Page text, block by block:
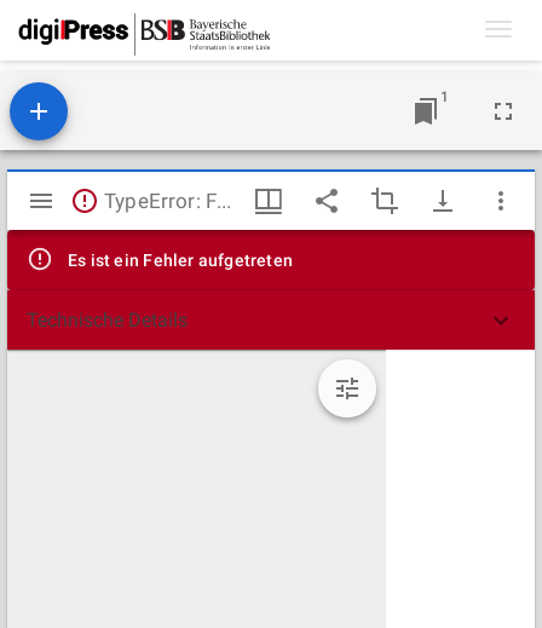
1
Mirador
Viewer
TypeError: Failed to fetch
Es ist ein Fehler aufgetreten
Technische Details